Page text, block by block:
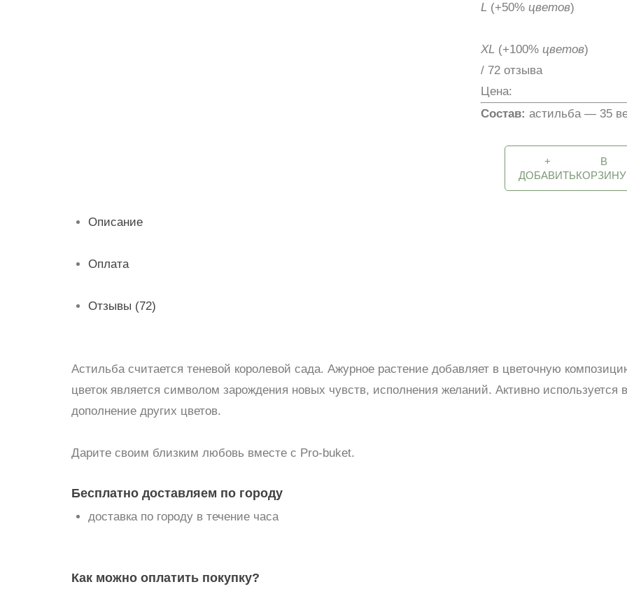
L (+50% цветов)
XL (+100% цветов)
/ 72 отзыва
Цена:
Состав: астильба — 35
+
ДОБАВИТЬ
В
КОРЗИНУ
Описание
Оплата
Отзывы (72)
Астильба считается теневой королевой сада. Ажурное растение добавляет в цветочную
цветок является символом зарождения новых чувств, исполнения желаний. Активно используется
дополнение других цветов.
Дарите своим близким любовь вместе с Pro-buket.
Бесплатно доставляем по городу
доставка по городу в течение часа
Как можно оплатить покупку?